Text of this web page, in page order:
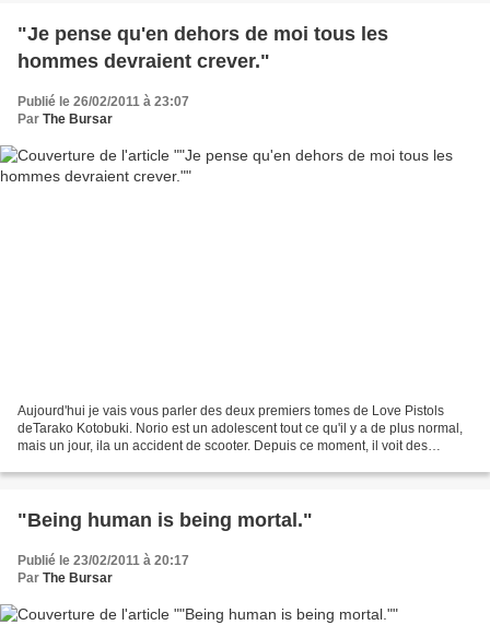
"Je pense qu'en dehors de moi tous les
hommes devraient crever."
Publié le 26/02/2011 à 23:07
Par The Bursar
Aujourd'hui je vais vous parler des deux premiers tomes de Love Pistols
deTarako Kotobuki. Norio est un adolescent tout ce qu'il y a de plus normal,
mais un jour, ila un accident de scooter. Depuis ce moment, il voit des
"Being human is being mortal."
Publié le 23/02/2011 à 20:17
Par The Bursar